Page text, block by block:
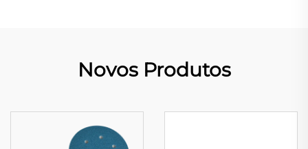
Novos Produtos